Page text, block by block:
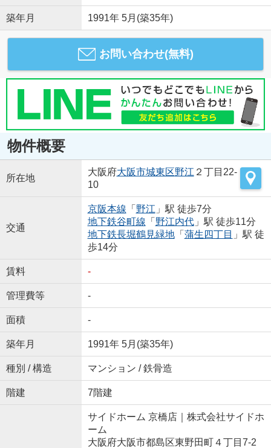
築年月 1991年 5月(築35年)
お問い合わせ(無料)
物件概要
所在地
大阪府大阪市城東区野江 ２丁目22-
10
交通
京阪本線 「 野江 」駅 徒歩7分
地下鉄谷町線 「 野江内代」駅 徒歩11分
地下鉄長堀鶴見緑地「 蒲生四丁目 」駅 徒
歩14分
賃料 -
管理費等 -
面積 -
築年月 1991年 5月(築35年)
種別 / 構造 マンション / 鉄骨造
階建 7階建
サイドホーム 京橋店｜株式会社サイドホ
ーム
大阪府大阪市都島区東野田町４丁目7-2